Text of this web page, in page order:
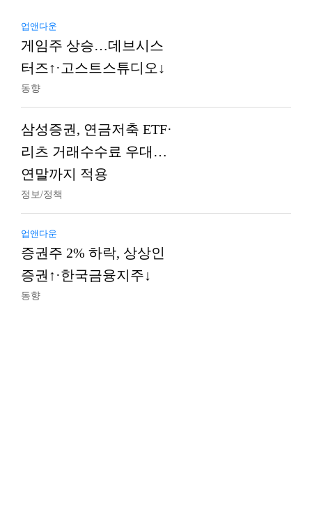
업앤다운
게임주 상승…데브시스
터즈↑·고스트스튜디오↓
동향
삼성증권, 연금저축 ETF·
리츠 거래수수료 우대…
연말까지 적용
정보/정책
업앤다운
증권주 2% 하락, 상상인
증권↑·한국금융지주↓
동향